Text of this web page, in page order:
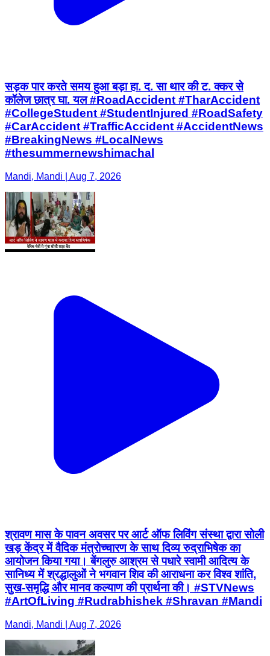
सड़क पार करते समय हुआ बड़ा हा. द. सा थार की ट. क्कर से
कॉलेज छात्र घा. यल #RoadAccident #TharAccident
#CollegeStudent #StudentInjured #RoadSafety
#CarAccident #TrafficAccident #AccidentNews
#BreakingNews #LocalNews
#thesummernewshimachal
Mandi, Mandi | Aug 7, 2026
श्रावण मास के पावन अवसर पर आर्ट ऑफ लिविंग संस्था द्वारा सोली
खड़ केंद्र में वैदिक मंत्रोच्चारण के साथ दिव्य रुद्राभिषेक का
आयोजन किया गया। बेंगलुरु आश्रम से पधारे स्वामी आदित्य के
सानिध्य में श्रद्धालुओं ने भगवान शिव की आराधना कर विश्व शांति,
सुख-समृद्धि और मानव कल्याण की प्रार्थना की। #STVNews
#ArtOfLiving #Rudrabhishek #Shravan #Mandi
Mandi, Mandi | Aug 7, 2026